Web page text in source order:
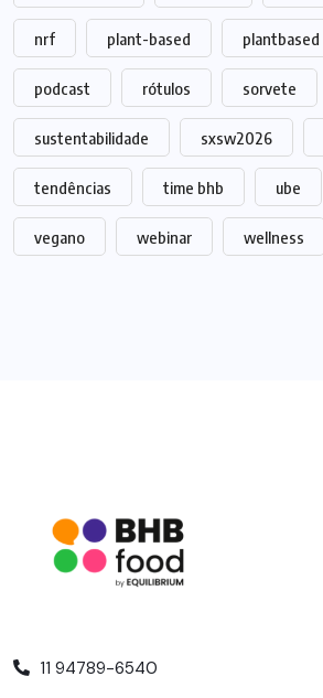
nrf plant-based plantbased
podcast rótulos sorvete
sustentabilidade sxsw2026
tendências time bhb ube
vegano webinar wellness
11 94789-6540